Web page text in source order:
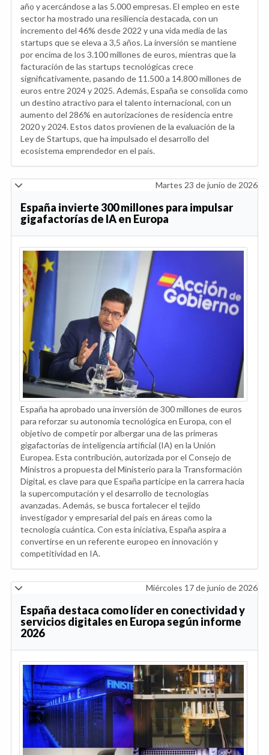
año y acercándose a las 5.000 empresas. El empleo en este
sector ha mostrado una resiliencia destacada, con un
incremento del 46% desde 2022 y una vida media de las
startups que se eleva a 3,5 años. La inversión se mantiene
por encima de los 3.100 millones de euros, mientras que la
facturación de las startups tecnológicas crece
significativamente, pasando de 11.500 a 14.800 millones de
euros entre 2024 y 2025. Además, España se consolida como
un destino atractivo para el talento internacional, con un
aumento del 286% en autorizaciones de residencia entre
2020 y 2024. Estos datos provienen de la evaluación de la
Ley de Startups, que ha impulsado el desarrollo del
ecosistema emprendedor en el país.
Martes 23 de junio de 2026
España invierte 300 millones para impulsar
gigafactorías de IA en Europa
España ha aprobado una inversión de 300 millones de euros
para reforzar su autonomía tecnológica en Europa, con el
objetivo de competir por albergar una de las primeras
gigafactorías de inteligencia artificial (IA) en la Unión
Europea. Esta contribución, autorizada por el Consejo de
Ministros a propuesta del Ministerio para la Transformación
Digital, es clave para que España participe en la carrera hacia
la supercomputación y el desarrollo de tecnologías
avanzadas. Además, se busca fortalecer el tejido
investigador y empresarial del país en áreas como la
tecnología cuántica. Con esta iniciativa, España aspira a
convertirse en un referente europeo en innovación y
competitividad en IA.
Miércoles 17 de junio de 2026
España destaca como líder en conectividad y
servicios digitales en Europa según informe
2026